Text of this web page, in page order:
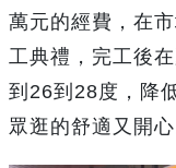
萬元的經費，在
工典禮，完工後
到26到28度，降
眾逛的舒適又開心